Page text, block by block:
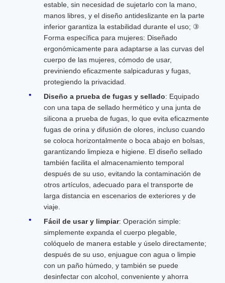
estable, sin necesidad de sujetarlo con la mano,
manos libres, y el diseño antideslizante en la parte
inferior garantiza la estabilidad durante el uso; ③
Forma específica para mujeres: Diseñado
ergonómicamente para adaptarse a las curvas del
cuerpo de las mujeres, cómodo de usar,
previniendo eficazmente salpicaduras y fugas,
protegiendo la privacidad.
Diseño a prueba de fugas y sellado: Equipado
con una tapa de sellado hermético y una junta de
silicona a prueba de fugas, lo que evita eficazmente
fugas de orina y difusión de olores, incluso cuando
se coloca horizontalmente o boca abajo en bolsas,
garantizando limpieza e higiene. El diseño sellado
también facilita el almacenamiento temporal
después de su uso, evitando la contaminación de
otros artículos, adecuado para el transporte de
larga distancia en escenarios de exteriores y de
viaje.
Fácil de usar y limpiar: Operación simple:
simplemente expanda el cuerpo plegable,
colóquelo de manera estable y úselo directamente;
después de su uso, enjuague con agua o limpie
con un paño húmedo, y también se puede
desinfectar con alcohol, conveniente y ahorra